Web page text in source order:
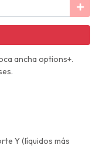
ancha options+.
Y (líquidos más